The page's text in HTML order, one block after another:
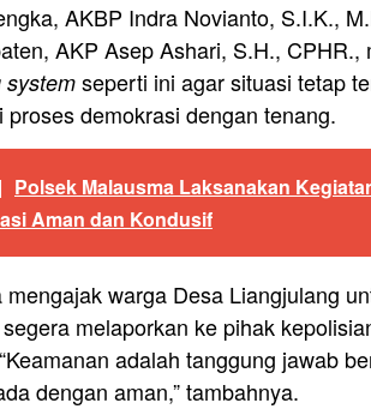
AKBP Indra Novianto, S.I.K.,
AKP Asep Ashari, S.H.,
systemseperti ini agar situasi tetap
proses demokrasi dengan tenang.
Polsek Malausma Laksanakan
Aman dan Kondusif
mengajak warga Desa Liangjulang
melaporkan ke pihak
adalah tanggung jawab
dengan aman,” tambahnya.